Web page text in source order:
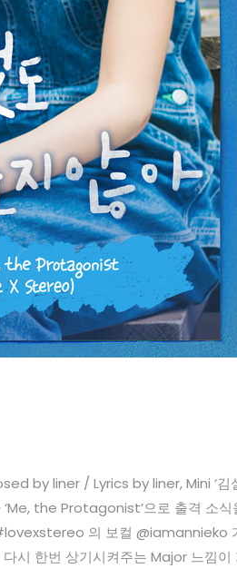
by liner / Lyrics by liner, Mini ‘김
‘Me, the Protagonist’으로 출격 소식
의 보컬 @iamannieko
시 한번 상기시켜주는 Major 느낌이